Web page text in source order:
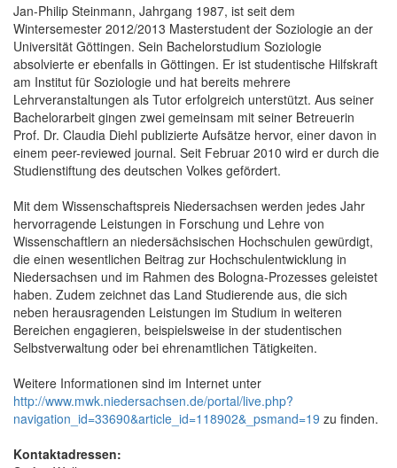
Jan-Philip Steinmann, Jahrgang 1987, ist seit dem
Wintersemester 2012/2013 Masterstudent der Soziologie an der
Universität Göttingen. Sein Bachelorstudium Soziologie
absolvierte er ebenfalls in Göttingen. Er ist studentische Hilfskraft
am Institut für Soziologie und hat bereits mehrere
Lehrveranstaltungen als Tutor erfolgreich unterstützt. Aus seiner
Bachelorarbeit gingen zwei gemeinsam mit seiner Betreuerin
Prof. Dr. Claudia Diehl publizierte Aufsätze hervor, einer davon in
einem peer-reviewed journal. Seit Februar 2010 wird er durch die
Studienstiftung des deutschen Volkes gefördert.
Mit dem Wissenschaftspreis Niedersachsen werden jedes Jahr
hervorragende Leistungen in Forschung und Lehre von
Wissenschaftlern an niedersächsischen Hochschulen gewürdigt,
die einen wesentlichen Beitrag zur Hochschulentwicklung in
Niedersachsen und im Rahmen des Bologna-Prozesses geleistet
haben. Zudem zeichnet das Land Studierende aus, die sich
neben herausragenden Leistungen im Studium in weiteren
Bereichen engagieren, beispielsweise in der studentischen
Selbstverwaltung oder bei ehrenamtlichen Tätigkeiten.
Weitere Informationen sind im Internet unter
http://www.mwk.niedersachsen.de/portal/live.php?
navigation_id=33690&article_id=118902&_psmand=19 zu finden.
Kontaktadressen: